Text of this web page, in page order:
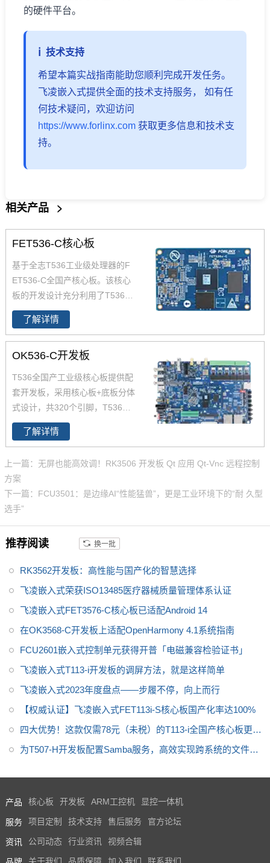
的硬件平台。
技术支持
希望本篇实战指南能助您顺利完成开发任务。
飞凌嵌入式提供全面的技术支持服务， 如有任
何技术疑问，欢迎访问
https://www.forlinx.com获取更多信息和技术支
持。
相关产品 >
FET536-C核心板
基于全志T536工业级处理器的F
ET536-C全国产核心板。该核心
板的开发设计充分利用了T536处
理器的性能优势。T536处理器的
主频为1.6GHz，集成了四核Cort
ex-A55以及64位玄铁E907 RISC
-V MCU，能够提供高效的计算能
接口，包括USB、SDIO、UAR
T、SPI、CAN-FD、以太网、AD
C（模数转换器）、LocalBus
等，以满足不同应用场景的需求
了解详情
OK536-C开发板
T536全国产工业级核心板提供配
套开发板，采用核心板+底板分体
式设计，共320个引脚，T536开
发板采用4个80Pin板对板连接器
的方式将处理器的功能引脚以最
功能做了深度优化，T536开发板
方便用户二次开发的同时简化用
户设计，为您的项目提供良好的
评估及设计依据。
了解详情
上一篇：无屏也能高效调！RK3506 开发板 Qt 应用 Qt-Vnc 远程控制
方案
下一篇：FCU3501：是边缘AI“性能猛兽”，更是工业环境下的“耐 久型
选手”
推荐阅读 换一批
RK3562开发板：高性能与国产化的智慧选择
飞凌嵌入式荣获ISO13485医疗器械质量管理体系认证
飞凌嵌入式FET3576-C核心板已适配Android 14
在OK3568-C开发板上适配OpenHarmony 4.1系统指南
FCU2601嵌入式控制单元获得开普「电磁兼容检验证书」
飞凌嵌入式T113-i开发板的调屏方法，就是这样简单
飞凌嵌入式2023年度盘点——步履不停，向上而行
【权威认证】飞凌嵌入式FET113i-S核心板国产化率达100%
四大优势！这款仅需78元（未税）的T113-i全国产核心板更值
得关注
为T507-H开发板配置Samba服务，高效实现跨系统的文件共
产品 核心板 开发板 ARM工控机 显控一体机
服务 项目定制 技术支持 售后服务 官方论坛
资讯 公司动态 行业资讯 视频合辑